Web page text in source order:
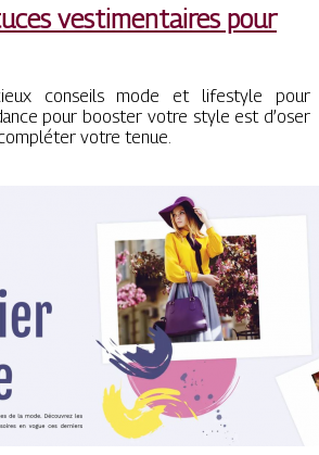
vestimentaires pour
conseils mode et lifestyle pour
pour booster votre style est d’oser
votre tenue.